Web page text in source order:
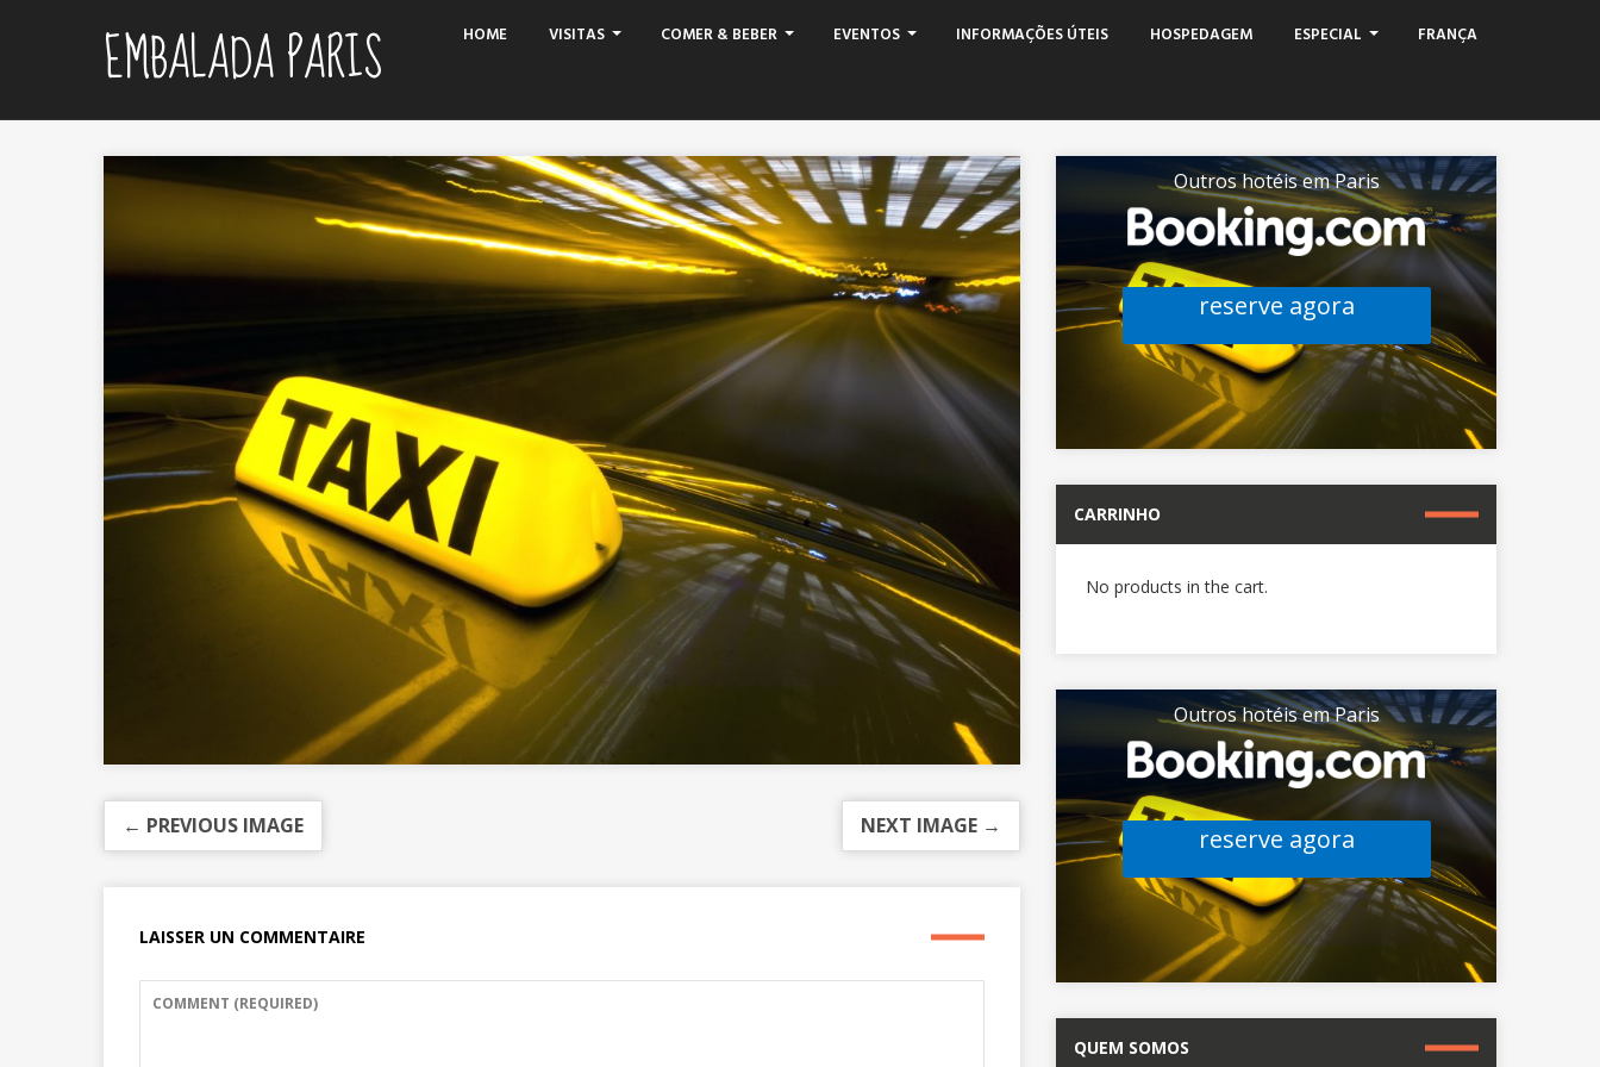
EMBALADA PARIS HOME VISITAS COMER & BEBER EVENTOS INFORMAÇÕES ÚTEIS HOSPEDAGEM ESPECIAL FRANÇA
← PREVIOUS IMAGE NEXT IMAGE →
LAISSER UN COMMENTAIRE
Outros hotéis em Paris
reserve agora
CARRINHO
No products in the cart.
Outros hotéis em Paris
reserve agora
QUEM SOMOS